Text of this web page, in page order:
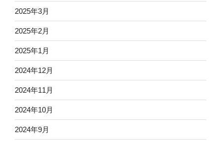
2025年3月
2025年2月
2025年1月
2024年12月
2024年11月
2024年10月
2024年9月